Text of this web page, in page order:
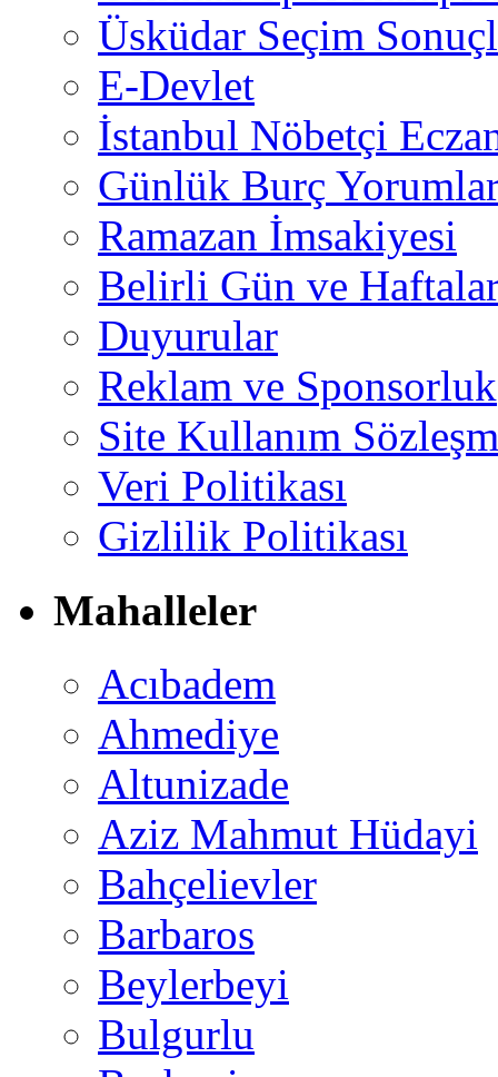
Üsküdar Seçim
E-Devlet
İstanbul Nöbetçi
Günlük Burç
Ramazan İmsakiyesi
Belirli Gün ve
Duyurular
Reklam ve Sponsorluk
Site Kullanım
Veri Politikası
Gizlilik Politikası
Mahalleler
Acıbadem
Ahmediye
Altunizade
Aziz Mahmut Hüdayi
Bahçelievler
Barbaros
Beylerbeyi
Bulgurlu